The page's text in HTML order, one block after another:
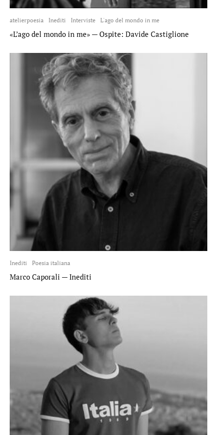
atelierpoesia Inediti Interviste L'ago del mondo in me
«L’ago del mondo in me» — Ospite: Davide Castiglione
Inediti Poesia italiana
Marco Caporali — Inediti